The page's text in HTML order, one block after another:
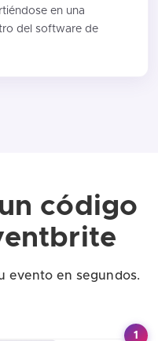
en una
del software de
código
evento en segundos.
1